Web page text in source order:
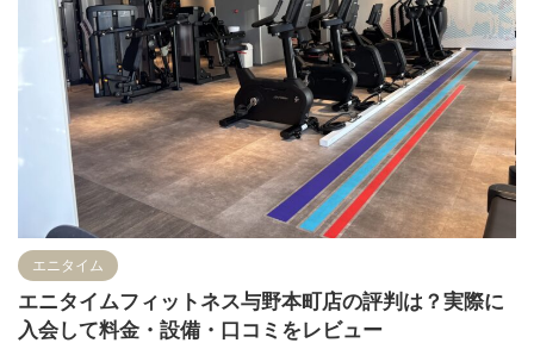
エニタイム
エニタイムフィットネス与野本町店の評判は？実際に
入会して料金・設備・口コミをレビュー